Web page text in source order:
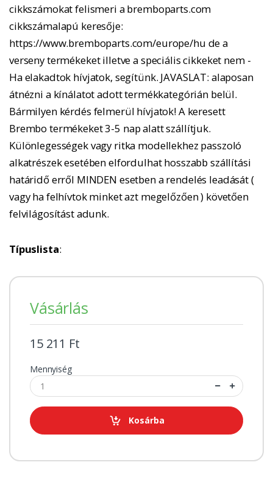
cikkszámokat felismeri a bremboparts.com
cikkszámalapú keresője:
https://www.bremboparts.com/europe/hu de a
verseny termékeket illetve a speciális cikkeket nem -
Ha elakadtok hívjatok, segítünk. JAVASLAT: alaposan
átnézni a kínálatot adott termékkategórián belül.
Bármilyen kérdés felmerül hívjatok! A keresett
Brembo termékeket 3-5 nap alatt szállítjuk.
Különlegességek vagy ritka modellekhez passzoló
alkatrészek esetében elfordulhat hosszabb szállítási
határidő erről MINDEN esetben a rendelés leadását (
vagy ha felhívtok minket azt megelőzően ) követően
felvilágosítást adunk.
Típuslista:
Vásárlás
15 211 Ft
Mennyiség
Kosárba